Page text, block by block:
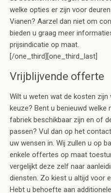
welke opties er zijn voor
Vianen? Aarzel dan niet om
bieden u graag meer
prijsindicatie op maat.
[/one_third][one_third_last]
Vrijblijvende offerte
Wilt u weten wat de kosten
keuze? Bent u benieuwd welke
fabriek beschikbaar zijn en of
passen? Vul dan op het
uw wensen in. Wij zullen u op
enkele offertes op maat
vergelijkt deze zelf naar
diensten. Zo kiest u altijd voor
Hebt u behoefte aan